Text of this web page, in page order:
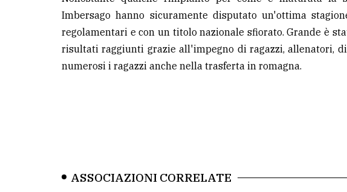
Imbersago hanno sicuramente disputato un'ottima
regolamentari e con un titolo nazionale sfiorato. Grande è
risultati raggiunti grazie all'impegno di ragazzi, allenatori,
numerosi i ragazzi anche nella trasferta in romagna.
ASSOCIAZIONI CORRELATE